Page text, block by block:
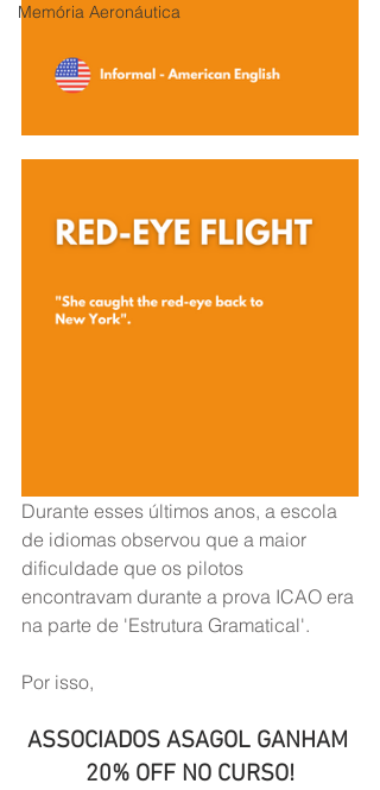
Memória Aeronáutica
Durante esses últimos anos, a escola
de idiomas observou que a maior
dificuldade que os pilotos
encontravam durante a prova ICAO era
na parte de 'Estrutura Gramatical'.
Por isso,
ASSOCIADOS ASAGOL GANHAM
20% OFF NO CURSO!